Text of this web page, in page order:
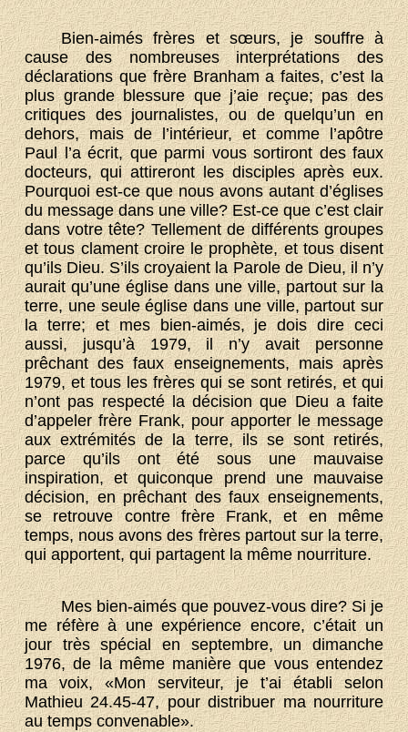
Bien-aimés frères et sœurs, je souffre à
cause des nombreuses interprétations des
déclarations que frère Branham a faites, c’est la
plus grande blessure que j’aie reçue; pas des
critiques des journalistes, ou de quelqu’un en
dehors, mais de l’intérieur, et comme l’apôtre
Paul l’a écrit, que parmi vous sortiront des faux
docteurs, qui attireront les disciples après eux.
Pourquoi est-ce que nous avons autant d’églises
du message dans une ville? Est-ce que c’est clair
dans votre tête? Tellement de différents groupes
et tous clament croire le prophète, et tous disent
qu’ils Dieu. S’ils croyaient la Parole de Dieu, il n’y
aurait qu’une église dans une ville, partout sur la
terre, une seule église dans une ville, partout sur
la terre; et mes bien-aimés, je dois dire ceci
aussi, jusqu’à 1979, il n’y avait personne
prêchant des faux enseignements, mais après
1979, et tous les frères qui se sont retirés, et qui
n’ont pas respecté la décision que Dieu a faite
d’appeler frère Frank, pour apporter le message
aux extrémités de la terre, ils se sont retirés,
parce qu’ils ont été sous une mauvaise
inspiration, et quiconque prend une mauvaise
décision, en prêchant des faux enseignements,
se retrouve contre frère Frank, et en même
temps, nous avons des frères partout sur la terre,
qui apportent, qui partagent la même nourriture.
Mes bien-aimés que pouvez-vous dire? Si je
me réfère à une expérience encore, c’était un
jour très spécial en septembre, un dimanche
1976, de la même manière que vous entendez
ma voix, «Mon serviteur, je t’ai établi selon
Mathieu 24.45-47, pour distribuer ma nourriture
au temps convenable».